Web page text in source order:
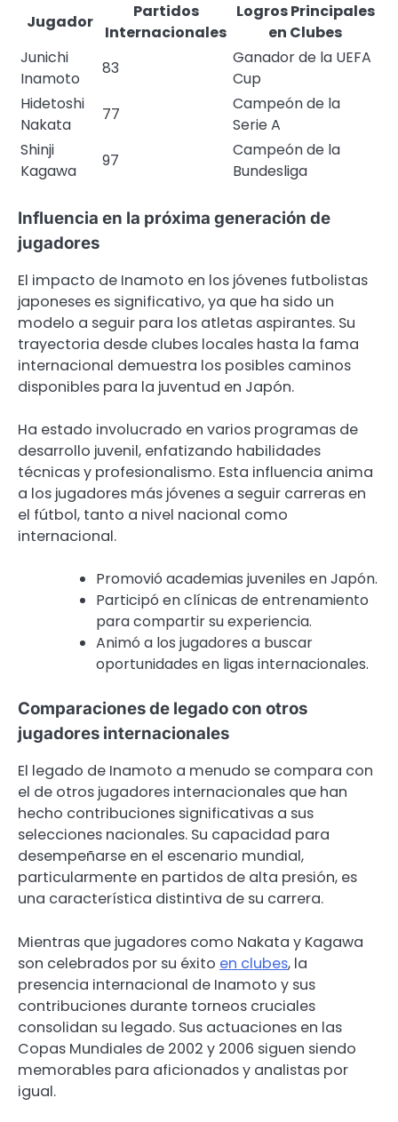
Jugador
Partidos
Internacionales
Logros Principales
en Clubes
Junichi
Inamoto
83
Ganador de la UEFA
Cup
Hidetoshi
Nakata
77
Campeón de la
Serie A
Shinji
Kagawa
97
Campeón de la
Bundesliga
Influencia en la próxima generación de
jugadores
El impacto de Inamoto en los jóvenes futbolistas
japoneses es significativo, ya que ha sido un
modelo a seguir para los atletas aspirantes. Su
trayectoria desde clubes locales hasta la fama
internacional demuestra los posibles caminos
disponibles para la juventud en Japón.
Ha estado involucrado en varios programas de
desarrollo juvenil, enfatizando habilidades
técnicas y profesionalismo. Esta influencia anima
a los jugadores más jóvenes a seguir carreras en
el fútbol, tanto a nivel nacional como
internacional.
Promovió academias juveniles en Japón.
Participó en clínicas de entrenamiento
para compartir su experiencia.
Animó a los jugadores a buscar
oportunidades en ligas internacionales.
Comparaciones de legado con otros
jugadores internacionales
El legado de Inamoto a menudo se compara con
el de otros jugadores internacionales que han
hecho contribuciones significativas a sus
selecciones nacionales. Su capacidad para
desempeñarse en el escenario mundial,
particularmente en partidos de alta presión, es
una característica distintiva de su carrera.
Mientras que jugadores como Nakata y Kagawa
son celebrados por su éxito en clubes, la
presencia internacional de Inamoto y sus
contribuciones durante torneos cruciales
consolidan su legado. Sus actuaciones en las
Copas Mundiales de 2002 y 2006 siguen siendo
memorables para aficionados y analistas por
igual.